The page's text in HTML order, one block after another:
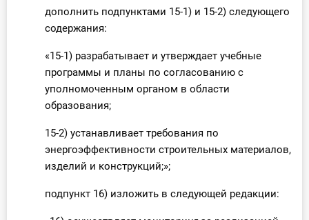
дополнить подпунктами 15-1) и 15-2) следующего
содержания:
«15-1) разрабатывает и утверждает учебные
программы и планы по согласованию с
уполномоченным органом в области
образования;
15-2) устанавливает требования по
энергоэффективности строительных материалов,
изделий и конструкций;»;
подпункт 16) изложить в следующей редакции: